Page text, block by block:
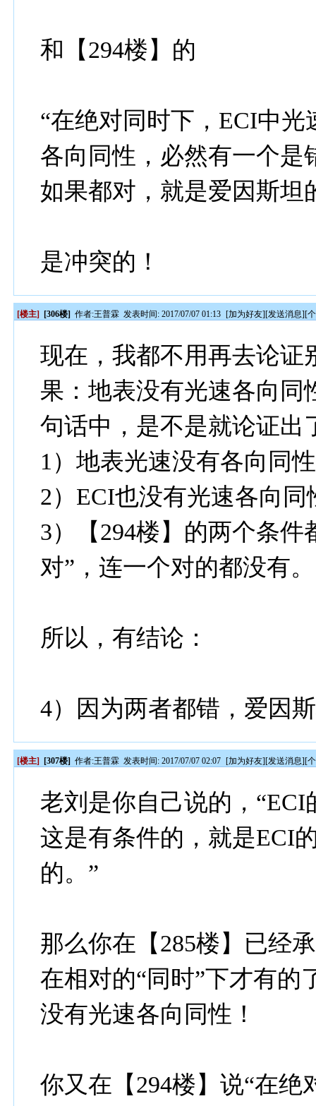
和【294楼】的
“在绝对同时下，ECI中
各向同性，必然有一个是
如果都对，就是爱因斯坦
是冲突的！
[楼主] [306楼] 作者:王普霖 发表时间: 2017/07/07 01:13 [加为好友][发送消息][
现在，我都不用再去论证
果：地表没有光速各向同
句话中，是不是就论证出
1）地表光速没有各向同
2）ECI也没有光速各向同
3）【294楼】的两个条
对”，连一个对的都没有。
所以，有结论：
4）因为两者都错，爱因
[楼主] [307楼] 作者:王普霖 发表时间: 2017/07/07 02:07 [加为好友][发送消息][
老刘是你自己说的，
这是有条件的，就是ECI
的。”
那么你在【285楼】已经
在相对的“同时”下才有的
没有光速各向同性！
你又在【294楼】说“在